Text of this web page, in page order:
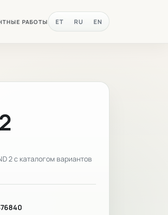
РАБОТЫ ET RU EN
2 с каталогом вариантов